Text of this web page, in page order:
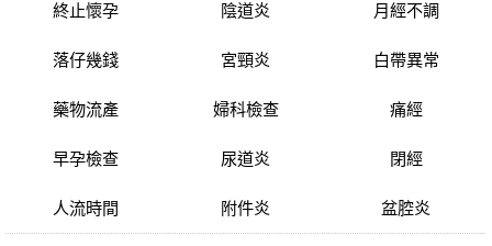
終止懷孕
落仔幾錢
藥物流產
早孕檢查
人流時間
陰道炎
宮頸炎
婦科檢查
尿道炎
附件炎
月經不調
白帶異常
痛經
閉經
盆腔炎